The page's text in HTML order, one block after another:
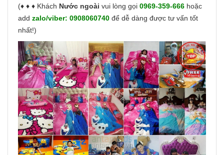
(♦ ♦ ♦ Khách Nước ngoài vui lòng gọi 0969-359-666 hoặc
add zalo/viber: 0908060740 để dễ dàng được tư vấn tốt
nhất!)